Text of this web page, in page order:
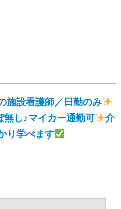
施設看護師／日勤のみ
無し♪マイカー通勤可
介
り学べます